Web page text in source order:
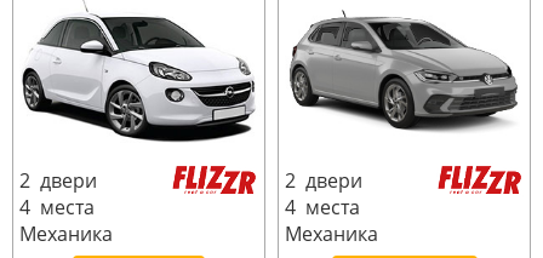
2 двери
4 места
Механика
2 двери
4 места
Механика